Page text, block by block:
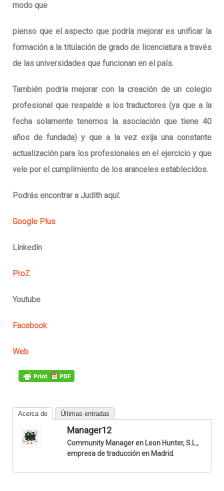
modo que
pienso que el aspecto que podría mejorar es unificar la
formación a la titulación de grado de licenciatura a través
de las universidades que funcionan en el país.
También podría mejorar con la creación de un colegio
profesional que respalde a los traductores (ya que a la
fecha solamente tenemos la asociación que tiene 40
años de fundada) y que a la vez exija una constante
actualización para los profesionales en el ejercicio y que
vele por el cumplimiento de los aranceles establecidos.
Podrás encontrar a Judith aquí:
Google Plus
Linkedin
ProZ
Youtube
Facebook
Web
Acerca de Últimas entradas
Manager12
Community Manager en Leon Hunter, S.L.,
empresa de traducción en Madrid.